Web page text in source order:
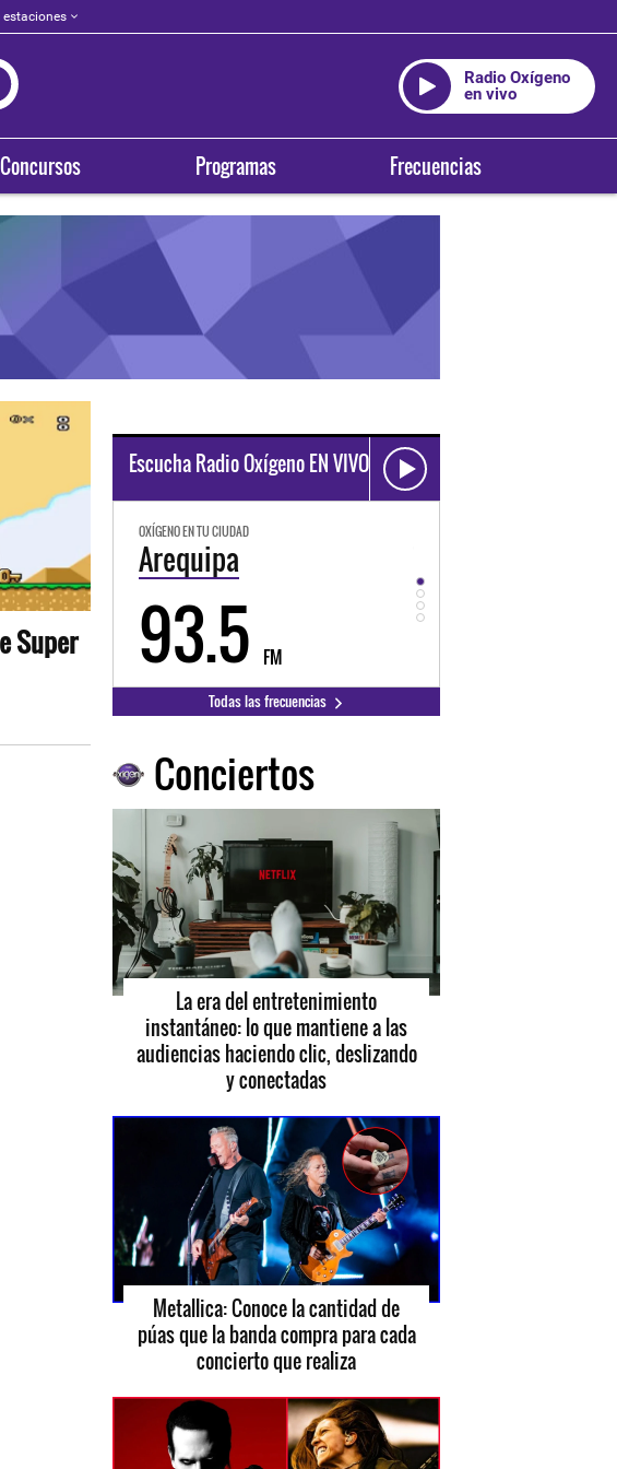
estaciones
Radio Oxígeno
en vivo
Concursos Programas Frecuencias
Super
Escucha Radio Oxígeno EN VIVO
OXÍGENO EN TU CIUDAD
Arequipa
93.5 FM 98.3
Todas las frecuencias
Conciertos
La era del entretenimiento
instantáneo: lo que mantiene a las
audiencias haciendo clic, deslizando
y conectadas
Metallica: Conoce la cantidad de
púas que la banda compra para cada
concierto que realiza